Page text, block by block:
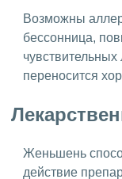
Возможны
бессонница,
переносится
Женьшень
действие